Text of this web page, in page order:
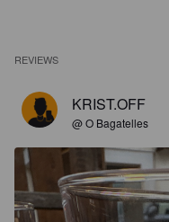
REVIEWS
KRIST.OFF
@ O Bagatelles